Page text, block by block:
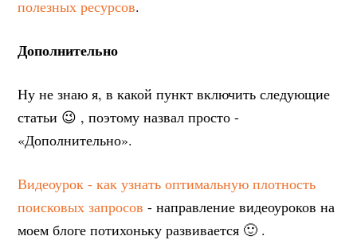
полезных ресурсов.
Дополнительно
Ну не знаю я, в какой пункт включить следующие
статьи 😉 , поэтому назвал просто -
«Дополнительно».
Видеоурок - как узнать оптимальную плотность
поисковых запросов - направление видеоуроков на
моем блоге потихоньку развивается 🙂 .